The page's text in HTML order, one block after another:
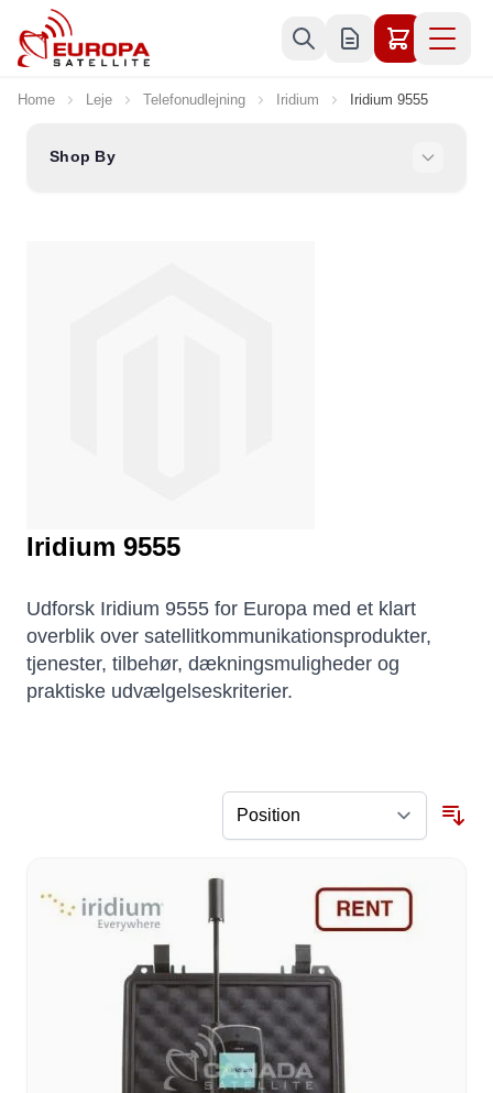
Skip to Content
Home Leje Telefonudlejning Iridium Iridium 9555
Shop By
Iridium 9555
Udforsk Iridium 9555 for Europa med et klart
overblik over satellitkommunikationsprodukter,
tjenester, tilbehør, dækningsmuligheder og
praktiske udvælgelseskriterier.